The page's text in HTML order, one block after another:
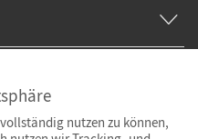
nutzen zu können,